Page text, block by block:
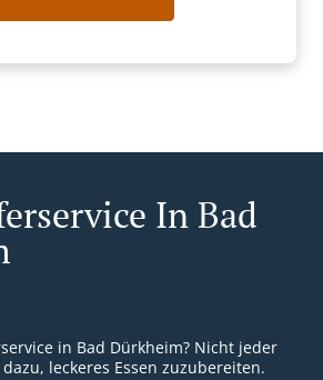
In Bad
in Bad Dürkheim? Nicht jeder
leckeres Essen zuzubereiten.